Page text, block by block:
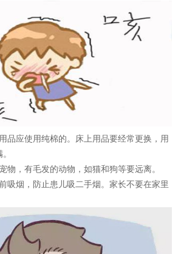
品应使用纯棉的。床上用品要经常更换，用
物 ，有毛发的动物，如猫和狗等要远离。
吸烟， 防止患儿吸 二手烟 。家长不要在家里